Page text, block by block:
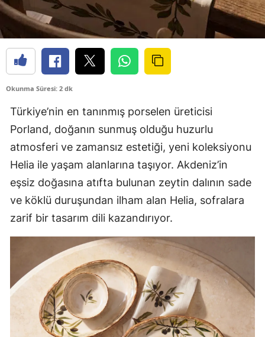
Okunma Süresi: 2 dk
Türkiye’nin en tanınmış porselen üreticisi
Porland, doğanın sunmuş olduğu huzurlu
atmosferi ve zamansız estetiği, yeni koleksiyonu
Helia ile yaşam alanlarına taşıyor. Akdeniz’in
eşsiz doğasına atıfta bulunan zeytin dalının sade
ve köklü duruşundan ilham alan Helia, sofralara
zarif bir tasarım dili kazandırıyor.